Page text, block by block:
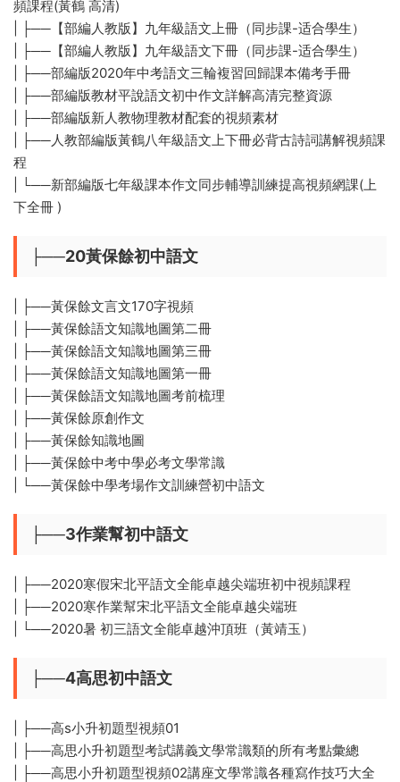
頻課程(黃鶴 高清)
| ├──【部編人教版】九年級語文上冊（同步課-适合學生）
| ├──【部編人教版】九年級語文下冊（同步課-适合學生）
| ├──部編版2020年中考語文三輪複習回歸課本備考手冊
| ├──部編版教材平說語文初中作文詳解高清完整資源
| ├──部編版新人教物理教材配套的視頻素材
| ├──人教部編版黃鶴八年級語文上下冊必背古詩詞講解視頻課
程
| └──新部編版七年級課本作文同步輔導訓練提高視頻網課(上
下全冊 )
├──20黃保餘初中語文
| ├──黃保餘文言文170字視頻
| ├──黃保餘語文知識地圖第二冊
| ├──黃保餘語文知識地圖第三冊
| ├──黃保餘語文知識地圖第一冊
| ├──黃保餘語文知識地圖考前梳理
| ├──黃保餘原創作文
| ├──黃保餘知識地圖
| ├──黃保餘中考中學必考文學常識
| └──黃保餘中學考場作文訓練營初中語文
├──3作業幫初中語文
| ├──2020寒假宋北平語文全能卓越尖端班初中視頻課程
| ├──2020寒作業幫宋北平語文全能卓越尖端班
| └──2020暑 初三語文全能卓越沖頂班（黃靖玉）
├──4高思初中語文
| ├──高s小升初題型視頻01
| ├──高思小升初題型考試講義文學常識類的所有考點彙總
| ├──高思小升初題型視頻02講座文學常識各種寫作技巧大全